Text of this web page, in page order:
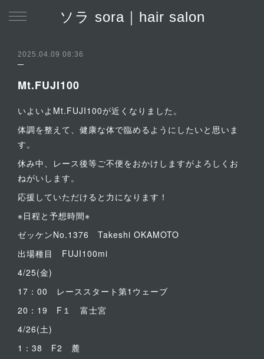
ソラ sora｜hair salon
2025.04.09 08:36
Mt.FUJI100
いよいよMt.FUJI100が近くなりました。
体調を整えて、健康な体で臨めるようにしたいと思いま
す。
休み中、レース後等ご不便をおかけしますがよろしくお
ねがいします。
応援していただけると力になります！
※日程と予想時間※
ゼッケンNo.1376 Takeshi OKAMOTO
出場種目 FUJI100mi
4/25(金)
17：00 レーススタート第1ウェーブ
20：19 F１ 富士宮
4/26(土)
1：38 F2 麓